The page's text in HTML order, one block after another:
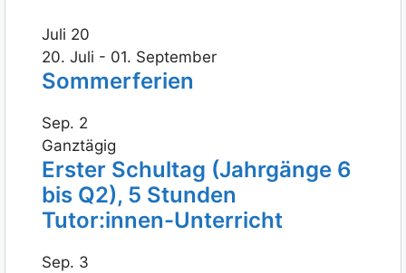
Juli 20
20. Juli - 01. September
Sommerferien
Sep. 2
Ganztägig
Erster Schultag (Jahrgänge 6
bis Q2), 5 Stunden
Tutor:innen-Unterricht
Sep. 3